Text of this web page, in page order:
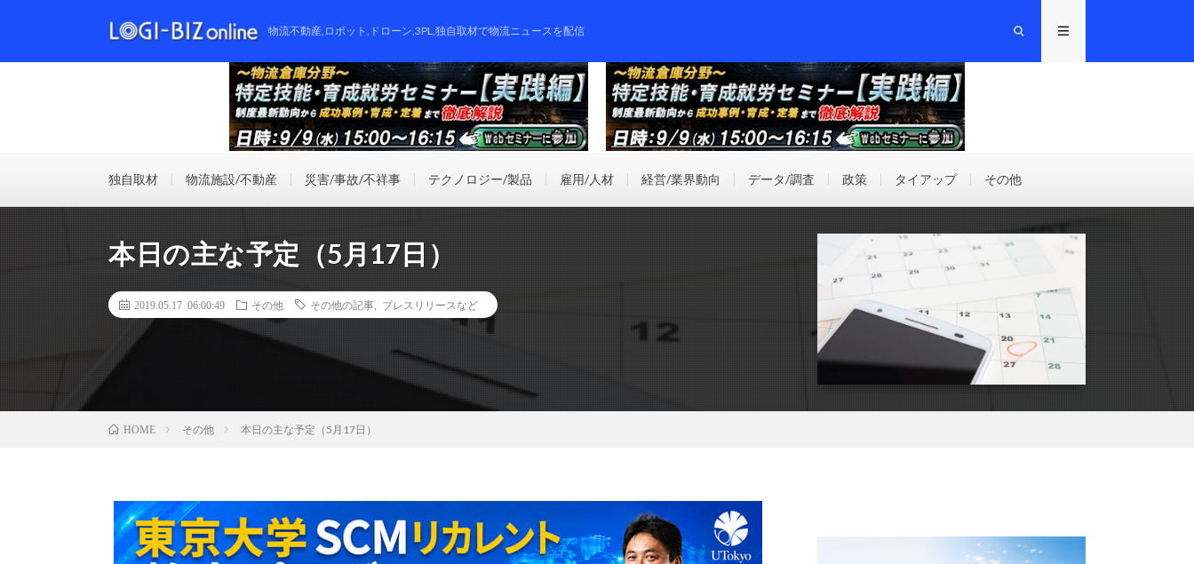
物流不動産,ロボット,ドローン,3PL,独自取材で物流ニュースを配信
独自取材 物流施設/不動産 災害/事故/不祥事 テクノロジー/製品 雇用/人材 経営/業界動向 データ/調査 政策 タイアップ その他
本日の主な予定（5月17日）
2019.05.17 06:00:49 その他 その他の記事 プレスリリースなど
HOME その他 本日の主な予定（5月17日）